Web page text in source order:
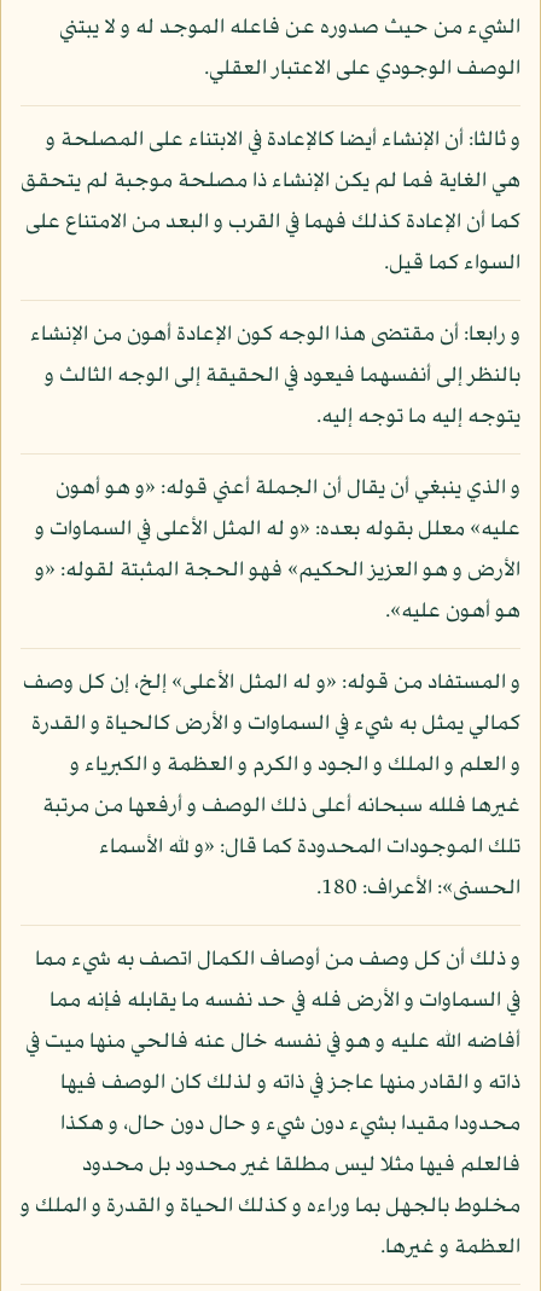
الشيء من حيث صدوره عن فاعله الموجد له و لا يبتني
الوصف الوجودي على الاعتبار العقلي.
و ثالثا: أن الإنشاء أيضا كالإعادة في الابتناء على المصلحة و
هي الغاية فما لم يكن الإنشاء ذا مصلحة موجبة لم يتحقق
كما أن الإعادة كذلك فهما في القرب و البعد من الامتناع على
السواء كما قيل.
و رابعا: أن مقتضى هذا الوجه كون الإعادة أهون من الإنشاء
بالنظر إلى أنفسهما فيعود في الحقيقة إلى الوجه الثالث و
يتوجه إليه ما توجه إليه.
و الذي ينبغي أن يقال أن الجملة أعني قوله: «و هو أهون
عليه» معلل بقوله بعده: «و له المثل الأعلى في السماوات و
الأرض و هو العزيز الحكيم» فهو الحجة المثبتة لقوله: «و
هو أهون عليه».
و المستفاد من قوله: «و له المثل الأعلى» إلخ، إن كل وصف
كمالي يمثل به شيء في السماوات و الأرض كالحياة و القدرة
و العلم و الملك و الجود و الكرم و العظمة و الكبرياء و
غيرها فلله سبحانه أعلى ذلك الوصف و أرفعها من مرتبة
تلك الموجودات المحدودة كما قال: «و لله الأسماء
الحسنى»: الأعراف: 180.
و ذلك أن كل وصف من أوصاف الكمال اتصف به شيء مما
في السماوات و الأرض فله في حد نفسه ما يقابله فإنه مما
أفاضه الله عليه و هو في نفسه خال عنه فالحي منها ميت في
ذاته و القادر منها عاجز في ذاته و لذلك كان الوصف فيها
محدودا مقيدا بشيء دون شيء و حال دون حال، و هكذا
فالعلم فيها مثلا ليس مطلقا غير محدود بل محدود
مخلوط بالجهل بما وراءه و كذلك الحياة و القدرة و الملك و
العظمة و غيرها.